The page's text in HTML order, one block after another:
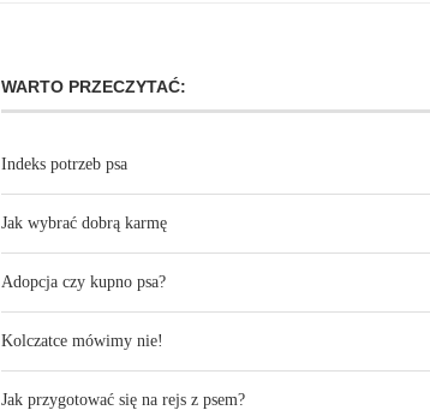
WARTO PRZECZYTAĆ:
Indeks potrzeb psa
Jak wybrać dobrą karmę
Adopcja czy kupno psa?
Kolczatce mówimy nie!
Jak przygotować się na rejs z psem?